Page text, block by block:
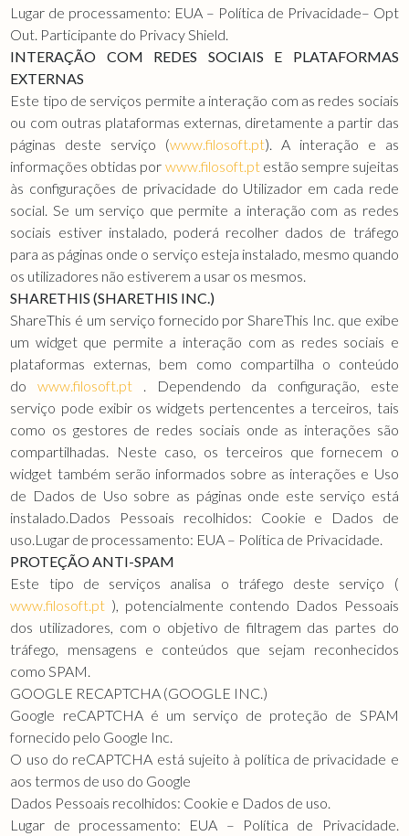
Lugar de processamento: EUA – Política de Privacidade– Opt
Out. Participante do Privacy Shield.
INTERAÇÃO COM REDES SOCIAIS E PLATAFORMAS
EXTERNAS
Este tipo de serviços permite a interação com as redes sociais
ou com outras plataformas externas, diretamente a partir das
páginas deste serviço (www.filosoft.pt). A interação e as
informações obtidas por www.filosoft.ptestão sempre sujeitas
às configurações de privacidade do Utilizador em cada rede
social. Se um serviço que permite a interação com as redes
sociais estiver instalado, poderá recolher dados de tráfego
para as páginas onde o serviço esteja instalado, mesmo quando
os utilizadores não estiverem a usar os mesmos.
SHARETHIS (SHARETHIS INC.)
ShareThis é um serviço fornecido por ShareThis Inc. que exibe
um widget que permite a interação com as redes sociais e
plataformas externas, bem como compartilha o conteúdo
dowww.filosoft.pt . Dependendo da configuração, este
serviço pode exibir os widgets pertencentes a terceiros, tais
como os gestores de redes sociais onde as interações são
compartilhadas. Neste caso, os terceiros que fornecem o
widget também serão informados sobre as interações e Uso
de Dados de Uso sobre as páginas onde este serviço está
instalado.Dados Pessoais recolhidos: Cookie e Dados de
uso.Lugar de processamento: EUA – Política de Privacidade.
PROTEÇÃO ANTI-SPAM
Este tipo de serviços analisa o tráfego deste serviço (
www.filosoft.pt ), potencialmente contendo Dados Pessoais
dos utilizadores, com o objetivo de filtragem das partes do
tráfego, mensagens e conteúdos que sejam reconhecidos
como SPAM.
GOOGLE RECAPTCHA (GOOGLE INC.)
Google reCAPTCHA é um serviço de proteção de SPAM
fornecido pelo Google Inc.
O uso do reCAPTCHA está sujeito à política de privacidade e
aos termos de uso do Google
Dados Pessoais recolhidos: Cookie e Dados de uso.
Lugar de processamento: EUA – Política de Privacidade.